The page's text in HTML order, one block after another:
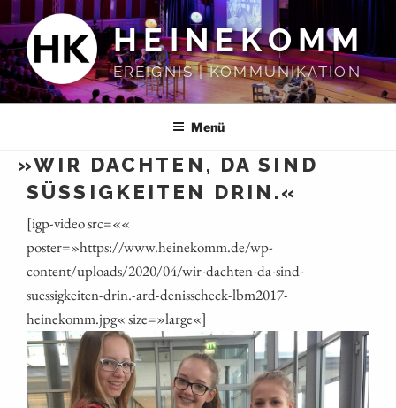
Inhalt
springen
HEINEKOMM
EREIGNIS | KOMMUNIKATION
Menü
»WIR DACHTEN, DA SIND
SÜSSIGKEITEN DRIN.«
[igp-video src=««
poster=»https://www.heinekomm.de/wp-
content/uploads/2020/04/wir-dachten-da-sind-
suessigkeiten-drin.-ard-denisscheck-lbm2017-
heinekomm.jpg« size=»large«]